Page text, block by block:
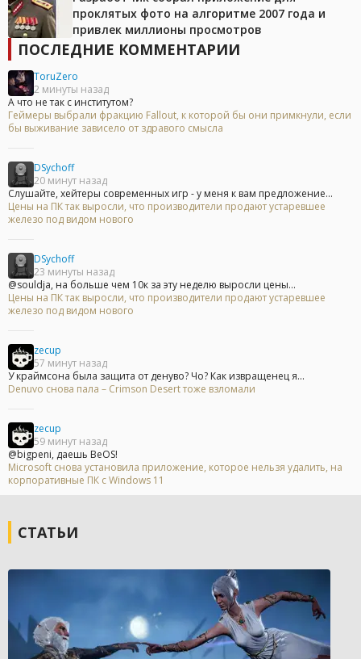
проклятых фото на алгоритме 2007 года и
привлек миллионы просмотров
ПОСЛЕДНИЕ КОММЕНТАРИИ
ToruZero
2 минуты назад
А что не так с институтом?
Геймеры выбрали фракцию Fallout, к которой бы они примкнули, если
бы выживание зависело от здравого смысла
DSychoff
20 минут назад
Слушайте, хейтеры современных игр - у меня к вам предложение...
Цены на ПК так выросли, что производители продают устаревшее
железо под видом нового
DSychoff
23 минуты назад
@souldja, на больше чем 10к за эту неделю выросли цены...
Цены на ПК так выросли, что производители продают устаревшее
железо под видом нового
zecup
57 минут назад
У краймсона была защита от денуво? Чо? Как извращенец я...
Denuvo снова пала – Crimson Desert тоже взломали
zecup
59 минут назад
@bigpeni, даешь BeOS!
Microsoft снова установила приложение, которое нельзя удалить, на
корпоративные ПК с Windows 11
СТАТЬИ